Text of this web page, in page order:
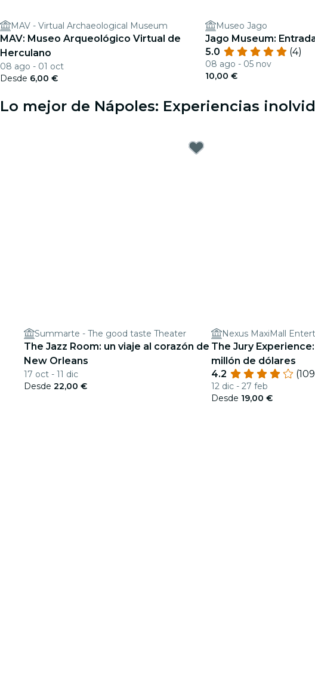
MAV - Virtual Archaeological Museum
MAV: Museo Arqueológico Virtual de
Herculano
08 ago - 01 oct
Desde 6,00 €
Museo Jago
Jago Museum:
5.0
(4)
08 ago - 05 nov
10,00 €
Lo mejor de Nápoles: Experiencias
Summarte - The good taste Theater
The Jazz Room: un viaje al corazón de
New Orleans
17 oct - 11 dic
Desde 22,00 €
Nexus MaxiMall
The Jury
millón de dólares
4.2
12 dic - 27 feb
Desde 19,00 €